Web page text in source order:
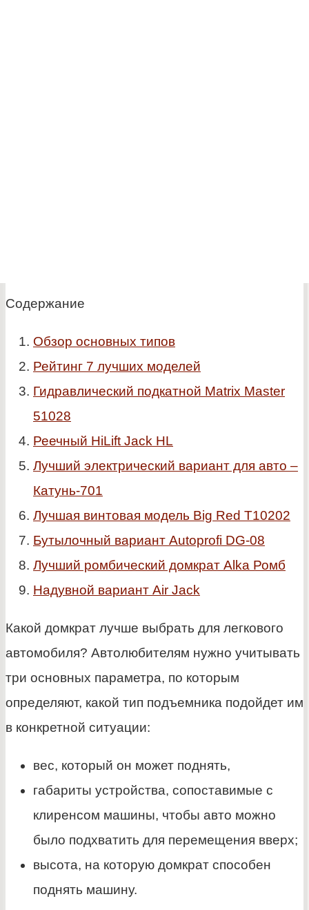
Содержание
Обзор основных типов
Рейтинг 7 лучших моделей
Гидравлический подкатной Matrix Master
51028
Реечный HiLift Jack HL
Лучший электрический вариант для авто –
Катунь-701
Лучшая винтовая модель Big Red T10202
Бутылочный вариант Autoprofi DG-08
Лучший ромбический домкрат Alka Ромб
Надувной вариант Air Jack
Какой домкрат лучше выбрать для легкового
автомобиля? Автолюбителям нужно учитывать
три основных параметра, по которым
определяют, какой тип подъемника подойдет им
в конкретной ситуации:
вес, который он может поднять,
габариты устройства, сопоставимые с
клиренсом машины, чтобы авто можно
было подхватить для перемещения вверх;
высота, на которую домкрат способен
поднять машину.